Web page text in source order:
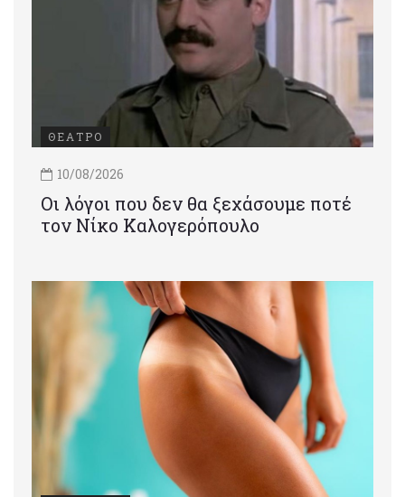
ΘΕΑΤΡΟ
10/08/2026
Οι λόγοι που δεν θα ξεχάσουμε ποτέ
τον Νίκο Καλογερόπουλο